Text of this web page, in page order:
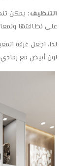
التنظيف: يمكن
على نظافتها
لذا، اجعل غرفة
لون أبيض مع